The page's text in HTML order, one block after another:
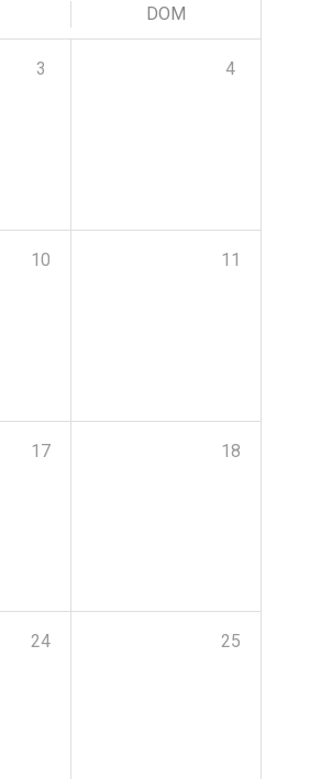
DOM
3 4
10 11
17 18
24 25